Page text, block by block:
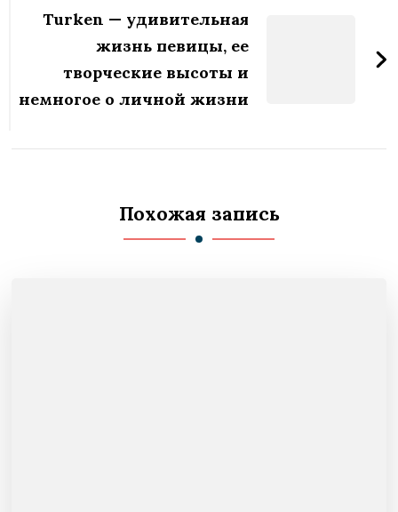
Turken — удивительная
жизнь певицы, ее
творческие высоты и
немногое о личной жизни
Похожая запись